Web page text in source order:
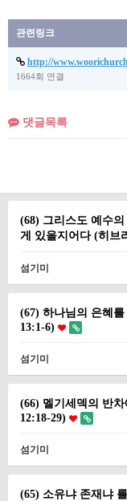
관련링크
http://
1664회 연결
댓글목록
(68) 그리스도 예수
게 있을지어다 (히브
섬기미
(67) 하나님의 은혜
13:1-6)
섬기미
(66) 멜기세덱의 반
12:18-29)
섬기미
(65) 소유냐 존재냐